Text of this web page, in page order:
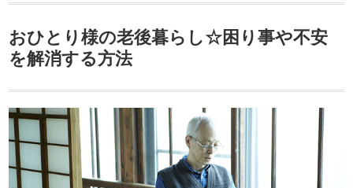
おひとり様の老後暮らし☆困り事や不安
を解消する方法